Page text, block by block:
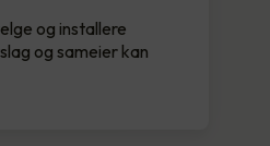
og installere
og sameier kan